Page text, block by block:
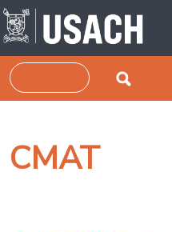
Pasar al contenido principal
Buscar
CMAT